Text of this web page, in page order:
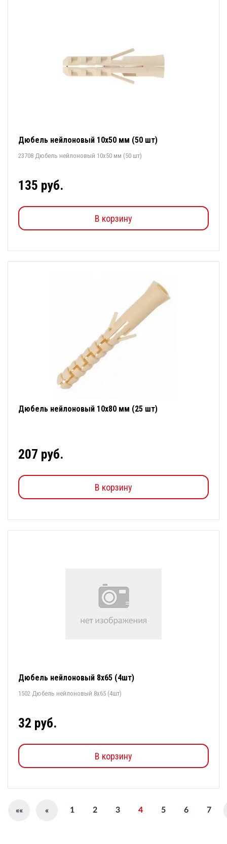
Дюбель нейлоновый 10х50 мм (50 шт)
23708 Дюбель нейлоновый 10х50 мм (50 шт)
135 руб.
В корзину
Дюбель нейлоновый 10х80 мм (25 шт)
207 руб.
В корзину
Дюбель нейлоновый 8х65 (4шт)
1502 Дюбель нейлоновый 8х65 (4шт)
32 руб.
В корзину
«« « 1 2 3 4 5 6 7